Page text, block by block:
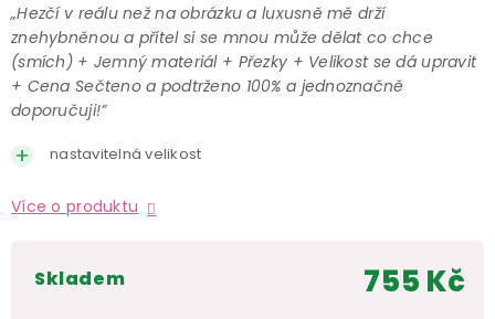
„Hezčí v reálu než na obrázku a luxusně mě drží
znehybněnou a přítel si se mnou může dělat co chce
(smích) + Jemný materiál + Přezky + Velikost se dá upravit
+ Cena Sečteno a podtrženo 100% a jednoznačně
doporučuji!”
nastavitelná velikost
Více o produktu
skladem 755 Kč